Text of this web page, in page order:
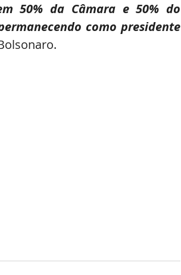
50% da Câmara e 50% do
como presidente